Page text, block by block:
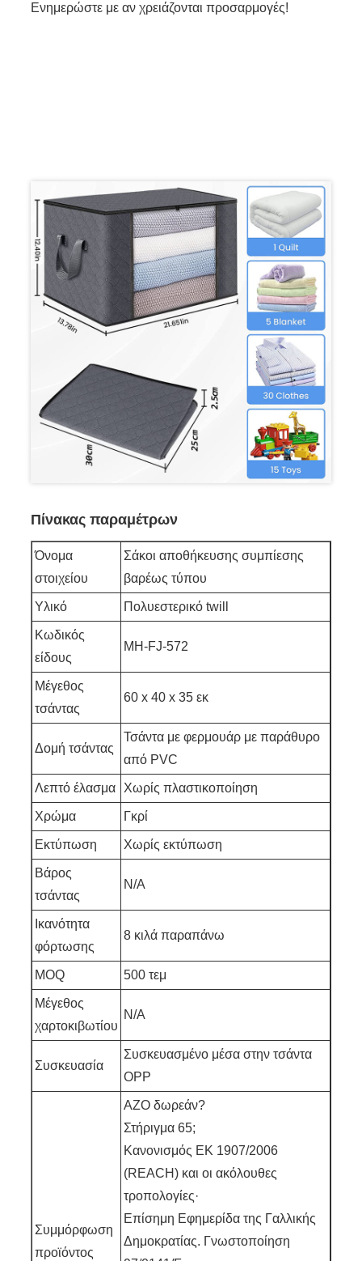
Ενημερώστε με αν χρειάζονται προσαρμογές!
Πίνακας παραμέτρων
Όνομα
στοιχείου
Σάκοι αποθήκευσης συμπίεσης
βαρέως τύπου
Υλικό Πολυεστερικό twill
Κωδικός
είδους
MH-FJ-572
Μέγεθος
τσάντας
60 x 40 x 35 εκ
Δομή τσάντας
Τσάντα με φερμουάρ με παράθυρο
από PVC
Λεπτό έλασμα Χωρίς πλαστικοποίηση
Χρώμα Γκρί
Εκτύπωση Χωρίς εκτύπωση
Βάρος
τσάντας
N/A
Ικανότητα
φόρτωσης
8 κιλά παραπάνω
MOQ 500 τεμ
Μέγεθος
χαρτοκιβωτίου
N/A
Συσκευασία
Συσκευασμένο μέσα στην τσάντα
OPP
Συμμόρφωση
προϊόντος
AZO δωρεάν?
Στήριγμα 65;
Κανονισμός ΕΚ 1907/2006
(REACH) και οι ακόλουθες
τροπολογίες·
Επίσημη Εφημερίδα της Γαλλικής
Δημοκρατίας. Γνωστοποίηση